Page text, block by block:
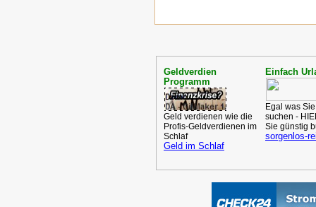
Geldverdien
Programm
Geld verdienen wie die
Profis-Geldverdienen im
Schlaf
Geld im Schlaf
Einfach
Egal was
suchen -
Sie günstig
sorgenlos-